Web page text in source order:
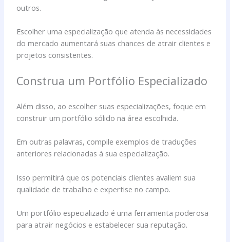
outros.
Escolher uma especialização que atenda às necessidades
do mercado aumentará suas chances de atrair clientes e
projetos consistentes.
Construa um Portfólio Especializado
Além disso, ao escolher suas especializações, foque em
construir um portfólio sólido na área escolhida.
Em outras palavras, compile exemplos de traduções
anteriores relacionadas à sua especialização.
Isso permitirá que os potenciais clientes avaliem sua
qualidade de trabalho e expertise no campo.
Um portfólio especializado é uma ferramenta poderosa
para atrair negócios e estabelecer sua reputação.